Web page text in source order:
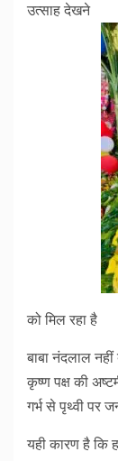
उत्साह देखने
को मिल रहा है
बाबा नंदलाल
कृष्ण पक्ष की
गर्भ से पृथ्वी पर
यही कारण है कि